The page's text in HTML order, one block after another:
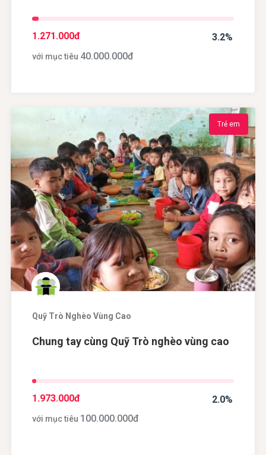
3.2%
1.271.000đ
với mục tiêu 40.000.000đ
Trẻ em
Quỹ Trò Nghèo Vùng Cao
Chung tay cùng Quỹ Trò nghèo vùng cao
2.0%
1.973.000đ
với mục tiêu 100.000.000đ